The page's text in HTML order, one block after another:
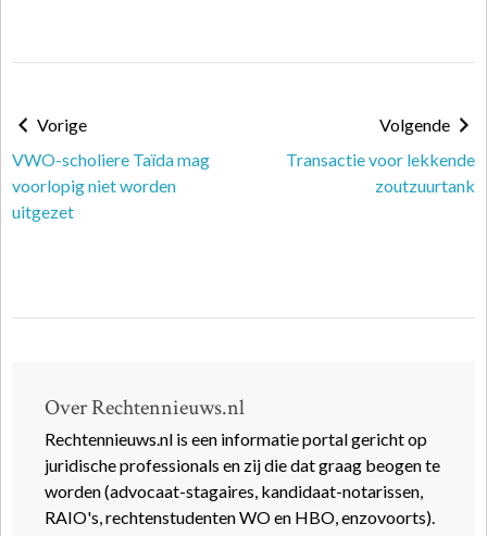
Vorige
VWO-scholiere Taïda mag
voorlopig niet worden
uitgezet
Volgende
Transactie voor lekkende
zoutzuurtank
Over Rechtennieuws.nl
Rechtennieuws.nl is een informatie portal gericht op
juridische professionals en zij die dat graag beogen te
worden (advocaat-stagaires, kandidaat-notarissen,
RAIO's, rechtenstudenten WO en HBO, enzovoorts).